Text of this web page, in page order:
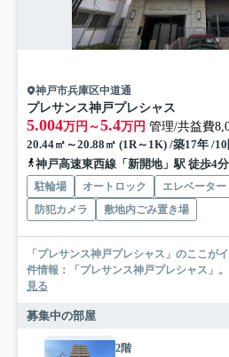
神戸市兵庫区中道通
プレサンス神戸プレシャス
5.004万円～5.4万円 管理/共益費
20.44㎡～20.88㎡ (1R～1K) /築17年 /
神戸高速東西線「新開地」駅 徒歩4分
駐輪場 オートロック エレベーター
防犯カメラ
敷地内ごみ置き場
「プレサンス神戸プレシャス」のここが
件情報：「プレサンス神戸プレシャス」
見る
募集中の部屋
2階